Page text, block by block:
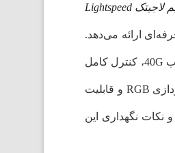
ماوس گیمینگ بی‌سیم لاجیتک Lightspeed
11 کلید قابل برنامه‌ریزی تجربه‌ای حرفه‌ای ارائه می‌دهد.
سنسور HERO 25K با دقت بین 100 تا 25600 DPI و سرعت 400IPS، حرکات دقیق و روان را تضمین می‌کند. نرخ نمونه‌برداری 1000 هرتز و حداکثر شتاب 40G، کنترل کامل
روی بازی‌ها و کارهای دقیق را فراهم می‌آورد. وزن سبک و طراحی متقارن، تجربه راحت و بدون خستگی در جلسات طولانی بازی ارائه می‌کند. نورپردازی RGB و قابلیت
نگهداری این